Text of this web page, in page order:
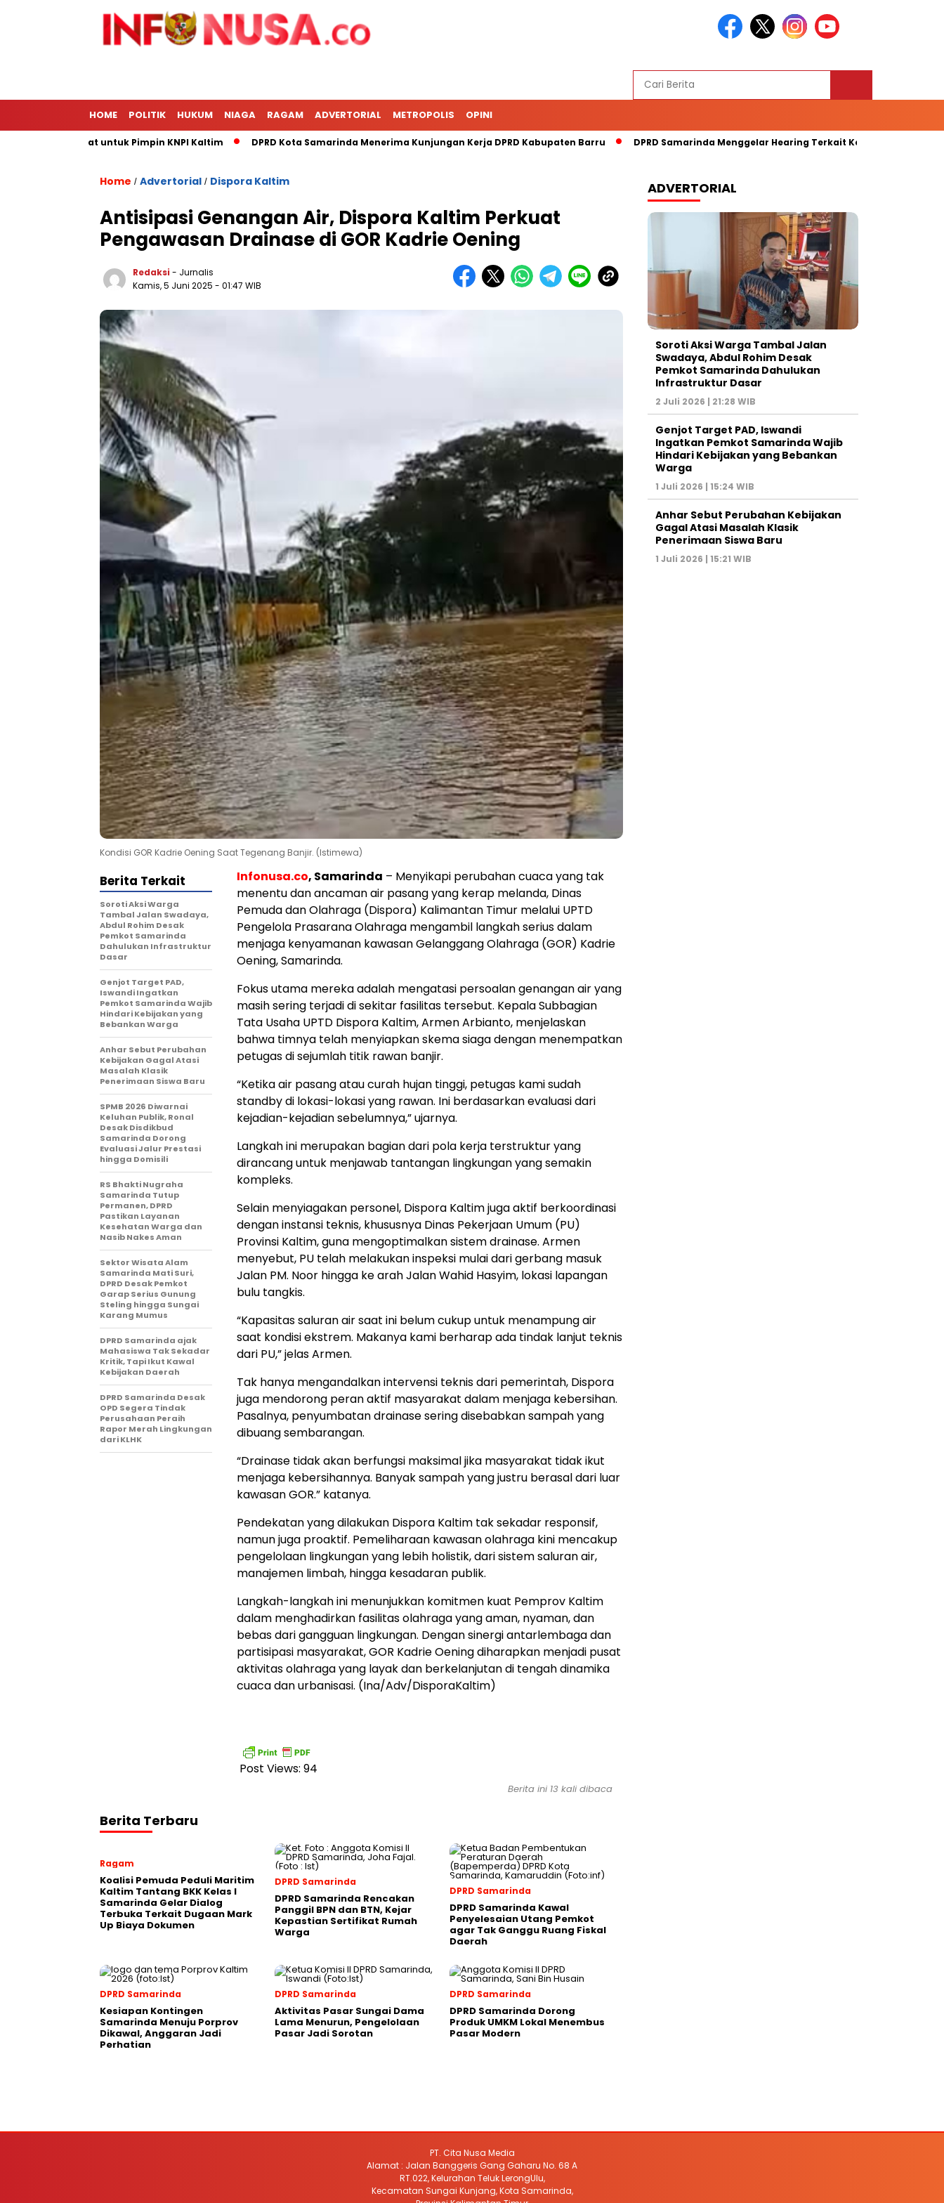
HOME POLITIK HUKUM NIAGA RAGAM ADVERTORIAL METROPOLIS OPINI
Paling Tepat untuk Pimpin KNPI Kaltim DPRD Kota Samarinda Menerima Kunjungan Kerja DPRD Kabupaten Barru DPRD Samarinda Menggelar Hearing Terkait Kelangkaan Bapokiting
Home / Advertorial / Dispora Kaltim
Antisipasi Genangan Air, Dispora Kaltim Perkuat
Pengawasan Drainase di GOR Kadrie Oening
Redaksi - Jurnalis
Kamis, 5 Juni 2025 - 01:47 WIB
Kondisi GOR Kadrie Oening Saat Tegenang Banjir. (Istimewa)
Infonusa.co, Samarinda – Menyikapi perubahan cuaca yang tak
menentu dan ancaman air pasang yang kerap melanda, Dinas
Pemuda dan Olahraga (Dispora) Kalimantan Timur melalui UPTD
Pengelola Prasarana Olahraga mengambil langkah serius dalam
menjaga kenyamanan kawasan Gelanggang Olahraga (GOR) Kadrie
Oening, Samarinda.
Fokus utama mereka adalah mengatasi persoalan genangan air yang
masih sering terjadi di sekitar fasilitas tersebut. Kepala Subbagian
Tata Usaha UPTD Dispora Kaltim, Armen Arbianto, menjelaskan
bahwa timnya telah menyiapkan skema siaga dengan menempatkan
petugas di sejumlah titik rawan banjir.
“Ketika air pasang atau curah hujan tinggi, petugas kami sudah
standby di lokasi-lokasi yang rawan. Ini berdasarkan evaluasi dari
kejadian-kejadian sebelumnya,” ujarnya.
Langkah ini merupakan bagian dari pola kerja terstruktur yang
dirancang untuk menjawab tantangan lingkungan yang semakin
kompleks.
Selain menyiagakan personel, Dispora Kaltim juga aktif berkoordinasi
dengan instansi teknis, khususnya Dinas Pekerjaan Umum (PU)
Provinsi Kaltim, guna mengoptimalkan sistem drainase. Armen
menyebut, PU telah melakukan inspeksi mulai dari gerbang masuk
Jalan PM. Noor hingga ke arah Jalan Wahid Hasyim, lokasi lapangan
bulu tangkis.
“Kapasitas saluran air saat ini belum cukup untuk menampung air
saat kondisi ekstrem. Makanya kami berharap ada tindak lanjut teknis
dari PU,” jelas Armen.
Tak hanya mengandalkan intervensi teknis dari pemerintah, Dispora
juga mendorong peran aktif masyarakat dalam menjaga kebersihan.
Pasalnya, penyumbatan drainase sering disebabkan sampah yang
dibuang sembarangan.
“Drainase tidak akan berfungsi maksimal jika masyarakat tidak ikut
menjaga kebersihannya. Banyak sampah yang justru berasal dari luar
kawasan GOR.” katanya.
Pendekatan yang dilakukan Dispora Kaltim tak sekadar responsif,
namun juga proaktif. Pemeliharaan kawasan olahraga kini mencakup
pengelolaan lingkungan yang lebih holistik, dari sistem saluran air,
manajemen limbah, hingga kesadaran publik.
Langkah-langkah ini menunjukkan komitmen kuat Pemprov Kaltim
dalam menghadirkan fasilitas olahraga yang aman, nyaman, dan
bebas dari gangguan lingkungan. Dengan sinergi antarlembaga dan
partisipasi masyarakat, GOR Kadrie Oening diharapkan menjadi pusat
aktivitas olahraga yang layak dan berkelanjutan di tengah dinamika
cuaca dan urbanisasi. (Ina/Adv/DisporaKaltim)
Post Views: 94
Berita Terkait
Soroti Aksi Warga
Tambal Jalan Swadaya,
Abdul Rohim Desak
Pemkot Samarinda
Dahulukan Infrastruktur
Dasar
Genjot Target PAD,
Iswandi Ingatkan
Pemkot Samarinda Wajib
Hindari Kebijakan yang
Bebankan Warga
Anhar Sebut Perubahan
Kebijakan Gagal Atasi
Masalah Klasik
Penerimaan Siswa Baru
SPMB 2026 Diwarnai
Keluhan Publik, Ronal
Desak Disdikbud
Samarinda Dorong
Evaluasi Jalur Prestasi
hingga Domisili
RS Bhakti Nugraha
Samarinda Tutup
Permanen, DPRD
Pastikan Layanan
Kesehatan Warga dan
Nasib Nakes Aman
Sektor Wisata Alam
Samarinda Mati Suri,
DPRD Desak Pemkot
Garap Serius Gunung
Steling hingga Sungai
Karang Mumus
DPRD Samarinda ajak
Mahasiswa Tak Sekadar
Kritik, Tapi Ikut Kawal
Kebijakan Daerah
DPRD Samarinda Desak
OPD Segera Tindak
Perusahaan Peraih
Rapor Merah Lingkungan
dari KLHK
Berita ini 13 kali dibaca
Berita Terbaru
Ragam
Koalisi Pemuda Peduli Maritim
Kaltim Tantang BKK Kelas I
Samarinda Gelar Dialog
Terbuka Terkait Dugaan Mark
Up Biaya Dokumen
DPRD Samarinda
DPRD Samarinda Rencakan
Panggil BPN dan BTN, Kejar
Kepastian Sertifikat Rumah
Warga
DPRD Samarinda
DPRD Samarinda Kawal
Penyelesaian Utang Pemkot
agar Tak Ganggu Ruang Fiskal
Daerah
DPRD Samarinda
Kesiapan Kontingen
Samarinda Menuju Porprov
Dikawal, Anggaran Jadi
Perhatian
DPRD Samarinda
Aktivitas Pasar Sungai Dama
Lama Menurun, Pengelolaan
Pasar Jadi Sorotan
DPRD Samarinda
DPRD Samarinda Dorong
Produk UMKM Lokal Menembus
Pasar Modern
ADVERTORIAL
Soroti Aksi Warga Tambal Jalan
Swadaya, Abdul Rohim Desak
Pemkot Samarinda Dahulukan
Infrastruktur Dasar
2 Juli 2026 | 21:28 WIB
Genjot Target PAD, Iswandi
Ingatkan Pemkot Samarinda Wajib
Hindari Kebijakan yang Bebankan
Warga
1 Juli 2026 | 15:24 WIB
Anhar Sebut Perubahan Kebijakan
Gagal Atasi Masalah Klasik
Penerimaan Siswa Baru
1 Juli 2026 | 15:21 WIB
PT. Cita Nusa Media
Alamat : Jalan Banggeris Gang Gaharu No. 68 A
RT.022, Kelurahan Teluk LerongUlu,
Kecamatan Sungai Kunjang, Kota Samarinda,